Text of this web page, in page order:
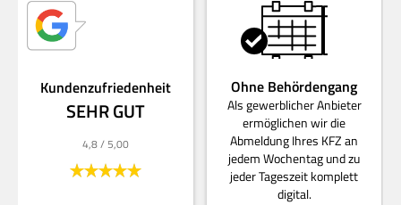
Kundenzufriedenheit
SEHR GUT
4,8/ 5,00
Ohne Behördengang
Als gewerblicher Anbieter
ermöglichen wir die
Abmeldung Ihres KFZ an
jedem Wochentag und zu
jeder Tageszeit komplett
digital.